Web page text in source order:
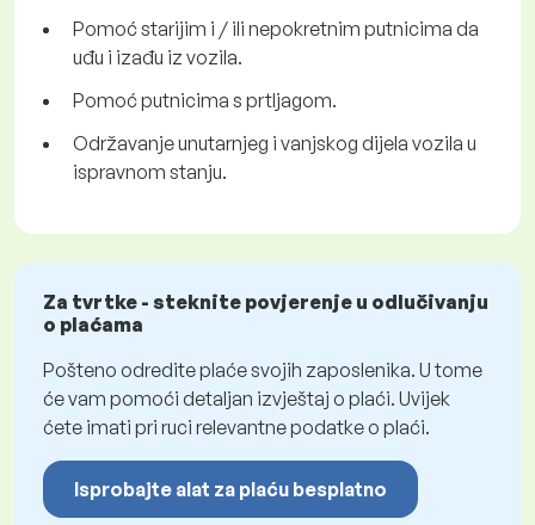
Pomoć starijim i / ili nepokretnim putnicima da
uđu i izađu iz vozila.
Pomoć putnicima s prtljagom.
Održavanje unutarnjeg i vanjskog dijela vozila u
ispravnom stanju.
Za tvrtke - steknite povjerenje u odlučivanju
o plaćama
Pošteno odredite plaće svojih zaposlenika. U tome
će vam pomoći detaljan izvještaj o plaći. Uvijek
ćete imati pri ruci relevantne podatke o plaći.
Isprobajte alat za plaću besplatno